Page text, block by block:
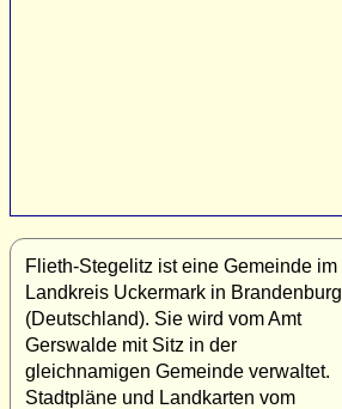
Flieth-Stegelitz ist eine Gemeinde im
Landkreis Uckermark in Brandenburg
(Deutschland). Sie wird vom Amt
Gerswalde mit Sitz in der
gleichnamigen Gemeinde verwaltet.
Stadtpläne und Landkarten vom